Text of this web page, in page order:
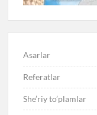
Asarlar
Referatlar
She’riy to’plamlar